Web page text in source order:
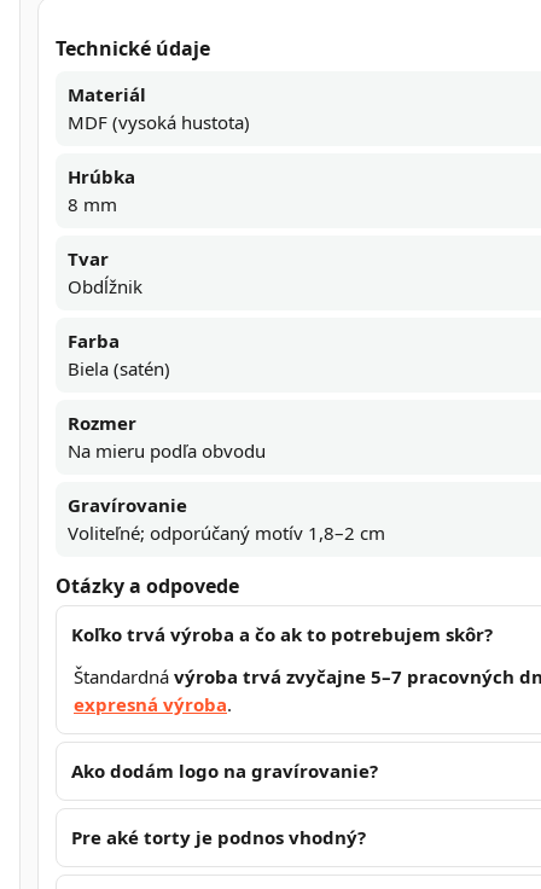
Technické údaje
Materiál
MDF (vysoká hustota)
Hrúbka
8 mm
Tvar
Obdĺžnik
Farba
Biela (satén)
Rozmer
Na mieru podľa obvodu
Gravírovanie
Voliteľné; odporúčaný motív 1,8–2 cm
Otázky a odpovede
Koľko trvá výroba a čo ak to potrebujem skôr?
Štandardná výroba trvá zvyčajne 5–7 pracovných
expresná výroba.
Ako dodám logo na gravírovanie?
Pre aké torty je podnos vhodný?